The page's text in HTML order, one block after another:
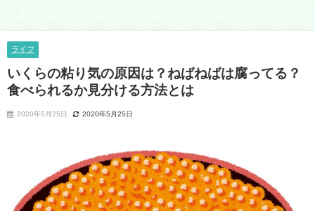
ライフ
いくらの粘り気の原因は？ねばねばは腐ってる？
食べられるか見分ける方法とは
2020年5月25日 2020年5月25日